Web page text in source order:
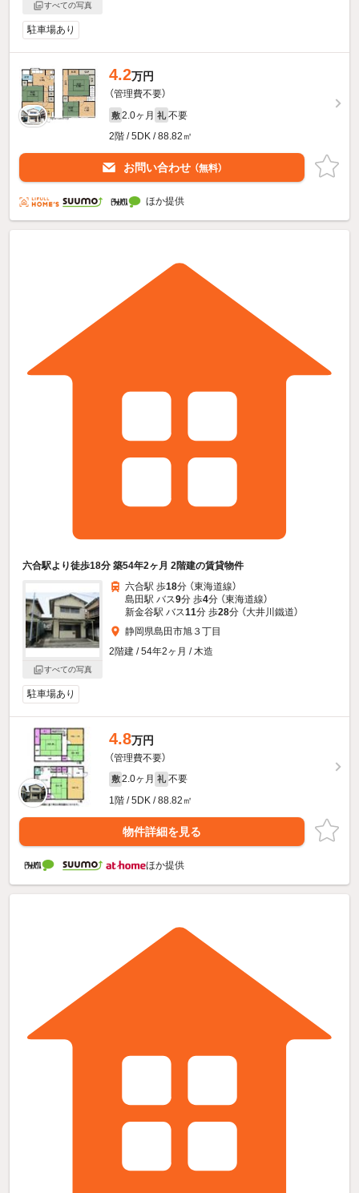
すべての写真
駐車場あり
4.2万円
（管理費不要）
敷 2.0ヶ月 礼 不要
2階 / 5DK / 88.82㎡
お問い合わせ （無料）
ほか提供
六合駅より徒歩18分 築54年2ヶ月 2階建の賃貸物件
すべての写真
六合駅 歩18分 （東海道線）
島田駅 バス9分 歩4分 （東海道線）
新金谷駅 バス11分 歩28分 （大井川鐵道）
静岡県島田市旭３丁目
2階建 / 54年2ヶ月 / 木造
駐車場あり
4.8万円
（管理費不要）
敷 2.0ヶ月 礼 不要
1階 / 5DK / 88.82㎡
物件詳細を見る
ほか提供